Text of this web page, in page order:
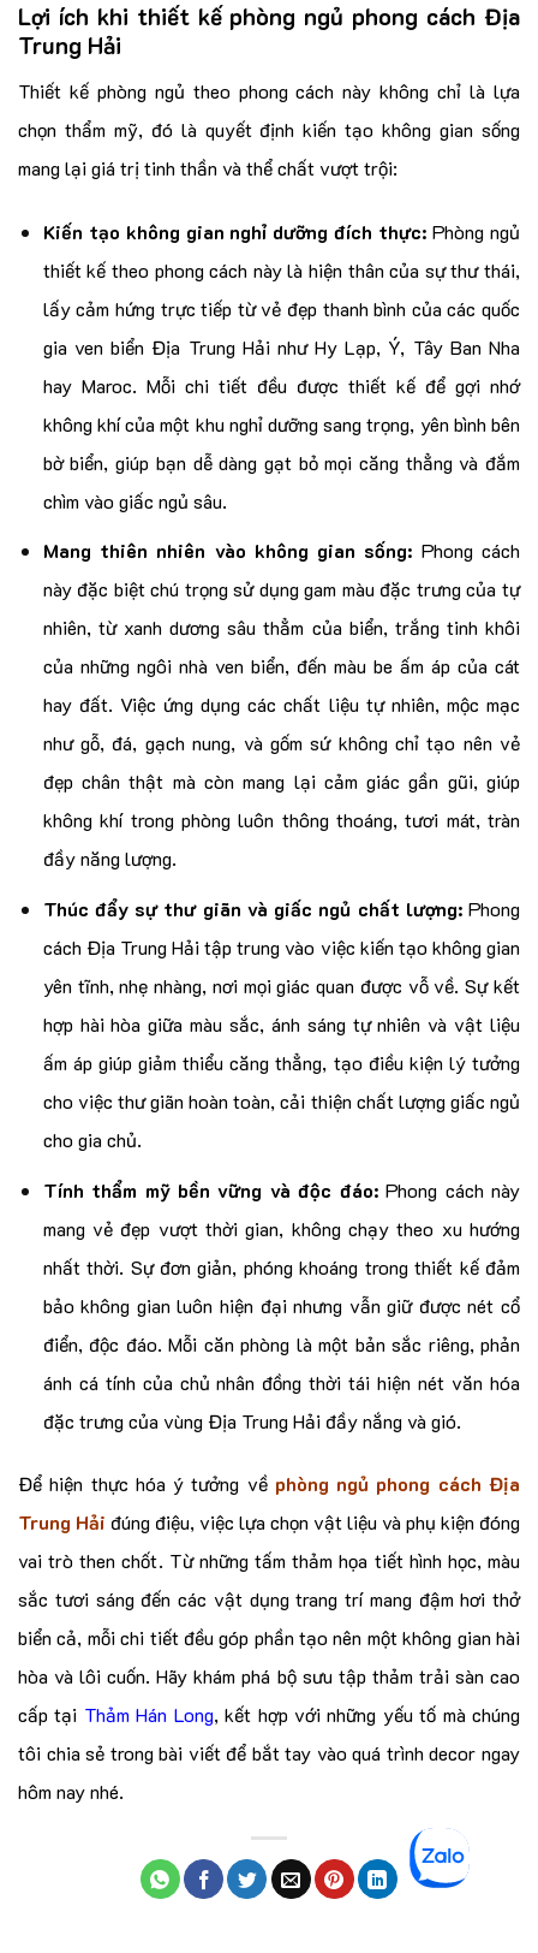
Lợi ích khi thiết kế phòng ngủ phong cách Địa
Trung Hải
Thiết kế phòng ngủ theo phong cách này không chỉ là lựa
chọn thẩm mỹ, đó là quyết định kiến tạo không gian sống
mang lại giá trị tinh thần và thể chất vượt trội:
Kiến tạo không gian nghỉ dưỡng đích thực: Phòng ngủ
thiết kế theo phong cách này là hiện thân của sự thư thái,
lấy cảm hứng trực tiếp từ vẻ đẹp thanh bình của các quốc
gia ven biển Địa Trung Hải như Hy Lạp, Ý, Tây Ban Nha
hay Maroc. Mỗi chi tiết đều được thiết kế để gợi nhớ
không khí của một khu nghỉ dưỡng sang trọng, yên bình bên
bờ biển, giúp bạn dễ dàng gạt bỏ mọi căng thẳng và đắm
chìm vào giấc ngủ sâu.
Mang thiên nhiên vào không gian sống: Phong cách
này đặc biệt chú trọng sử dụng gam màu đặc trưng của tự
nhiên, từ xanh dương sâu thẳm của biển, trắng tinh khôi
của những ngôi nhà ven biển, đến màu be ấm áp của cát
hay đất. Việc ứng dụng các chất liệu tự nhiên, mộc mạc
như gỗ, đá, gạch nung, và gốm sứ không chỉ tạo nên vẻ
đẹp chân thật mà còn mang lại cảm giác gần gũi, giúp
không khí trong phòng luôn thông thoáng, tươi mát, tràn
đầy năng lượng.
Thúc đẩy sự thư giãn và giấc ngủ chất lượng:Phong
cách Địa Trung Hải tập trung vào việc kiến tạo không gian
yên tĩnh, nhẹ nhàng, nơi mọi giác quan được vỗ về. Sự kết
hợp hài hòa giữa màu sắc, ánh sáng tự nhiên và vật liệu
ấm áp giúp giảm thiểu căng thẳng, tạo điều kiện lý tưởng
cho việc thư giãn hoàn toàn, cải thiện chất lượng giấc ngủ
cho gia chủ.
Tính thẩm mỹ bền vững và độc đáo:Phong cách này
mang vẻ đẹp vượt thời gian, không chạy theo xu hướng
nhất thời. Sự đơn giản, phóng khoáng trong thiết kế đảm
bảo không gian luôn hiện đại nhưng vẫn giữ được nét cổ
điển, độc đáo. Mỗi căn phòng là một bản sắc riêng, phản
ánh cá tính của chủ nhân đồng thời tái hiện nét văn hóa
đặc trưng của vùng Địa Trung Hải đầy nắng và gió.
Để hiện thực hóa ý tưởng về phòng ngủ phong cách Địa
Trung Hải đúng điệu, việc lựa chọn vật liệu và phụ kiện đóng
vai trò then chốt. Từ những tấm thảm họa tiết hình học, màu
sắc tươi sáng đến các vật dụng trang trí mang đậm hơi thở
biển cả, mỗi chi tiết đều góp phần tạo nên một không gian hài
hòa và lôi cuốn. Hãy khám phá bộ sưu tập thảm trải sàn cao
cấp tại Thảm Hán Long, kết hợp với những yếu tố mà chúng
tôi chia sẻ trong bài viết để bắt tay vào quá trình decor ngay
hôm nay nhé.